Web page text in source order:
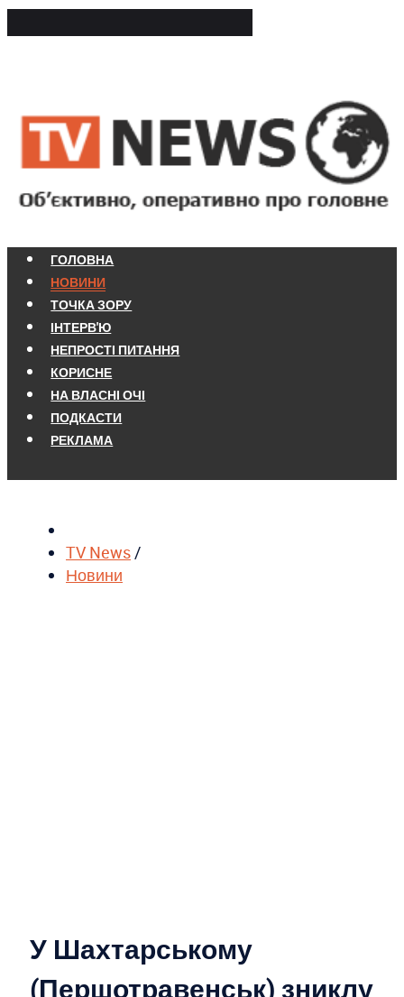
ГОЛОВНА
НОВИНИ
ТОЧКА ЗОРУ
ІНТЕРВ'Ю
НЕПРОСТІ ПИТАННЯ
КОРИСНЕ
НА ВЛАСНІ ОЧІ
ПОДКАСТИ
РЕКЛАМА
TV News/
Новини
У Шахтарському
(Першотравенськ) зниклу